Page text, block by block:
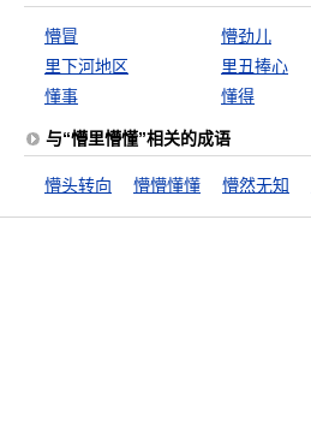
懵冒 懵劲儿
里下河地区
里丑捧心
懂事
懂得
与“懵里懵懂”相关的成语
懵头转向 懵懵懂懂 懵然无知